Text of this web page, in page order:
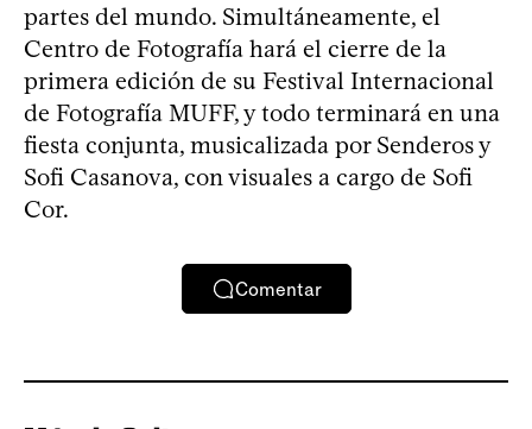
partes del mundo. Simultáneamente, el
Centro de Fotografía hará el cierre de la
primera edición de su Festival Internacional
de Fotografía MUFF, y todo terminará en una
fiesta conjunta, musicalizada por Senderos y
Sofi Casanova, con visuales a cargo de Sofi
Cor.
Comentar